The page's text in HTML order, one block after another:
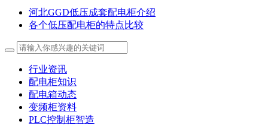
河北GGD低压成套配电柜介绍
各个低压配电柜的特点比较
行业资讯
配电柜知识
配电箱动态
变频柜资料
PLC控制柜智造